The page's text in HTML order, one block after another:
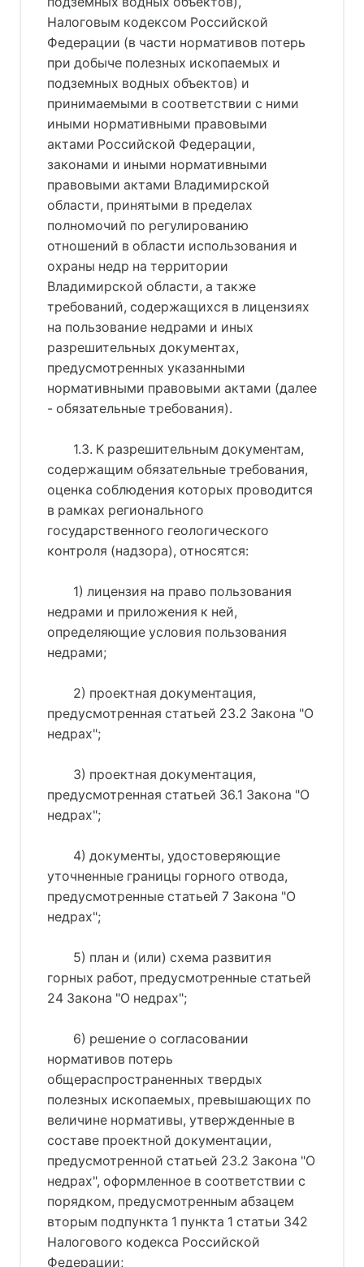
Налоговым кодексом Российской
Федерации (в части нормативов потерь
при добыче полезных ископаемых и
подземных водных объектов) и
принимаемыми в соответствии с ними
иными нормативными правовыми
актами Российской Федерации,
законами и иными нормативными
правовыми актами Владимирской
области, принятыми в пределах
полномочий по регулированию
отношений в области использования и
охраны недр на территории
Владимирской области, а также
требований, содержащихся в лицензиях
на пользование недрами и иных
разрешительных документах,
предусмотренных указанными
нормативными правовыми актами (далее
- обязательные требования).
1.3. К разрешительным документам,
содержащим обязательные требования,
оценка соблюдения которых проводится
в рамках регионального
государственного геологического
контроля (надзора), относятся:
1) лицензия на право пользования
недрами и приложения к ней,
определяющие условия пользования
недрами;
2) проектная документация,
предусмотренная статьей 23.2 Закона "О
недрах";
3) проектная документация,
предусмотренная статьей 36.1 Закона "О
недрах";
4) документы, удостоверяющие
уточненные границы горного отвода,
предусмотренные статьей 7 Закона "О
недрах";
5) план и (или) схема развития
горных работ, предусмотренные статьей
24 Закона "О недрах";
6) решение о согласовании
нормативов потерь
общераспространенных твердых
полезных ископаемых, превышающих по
величине нормативы, утвержденные в
составе проектной документации,
предусмотренной статьей 23.2 Закона "О
недрах", оформленное в соответствии с
порядком, предусмотренным абзацем
вторым подпункта 1 пункта 1 статьи 342
Налогового кодекса Российской
Федерации;